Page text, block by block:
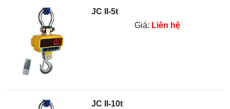
JC II-5t
Giá: Liên hệ
JC II-10t